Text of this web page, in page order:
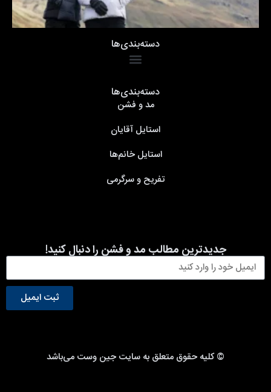
دسته‌بندی‌ها
دسته‌بندی‌ها
مد و فشن
استایل آقایان
استایل خانم‌ها
تفریح و سرگرمی
جدیدترین مطالب مد و فشن را دنبال کنید!
ثبت ایمیل
© کلیه حقوق متعلق به سایت جین وست می‌باشد